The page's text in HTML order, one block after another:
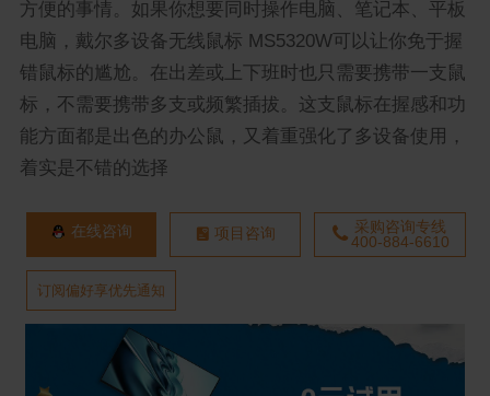
方便的事情。如果你想要同时操作电脑、笔记本、平板
电脑，戴尔多设备无线鼠标 MS5320W可以让你免于握
错鼠标的尴尬。在出差或上下班时也只需要携带一支鼠
标，不需要携带多支或频繁插拔。这支鼠标在握感和功
能方面都是出色的办公鼠，又着重强化了多设备使用，
着实是不错的选择
在线咨询 项目咨询
采购咨询专线
400-884-6610
订阅偏好享优先通知